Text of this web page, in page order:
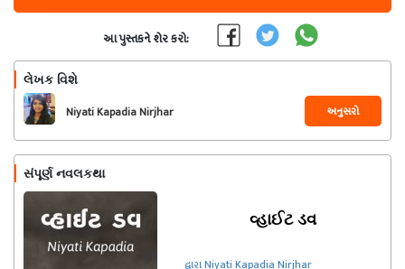
આ પુસ્તકને શેર કરો:
લેખક વિશે
Niyati Kapadia Nirjhar અનુસરો
સંપૂર્ણ નવલકથા
વ્હાઈટ ડવ
દ્વારા Niyati Kapadia Nirjhar